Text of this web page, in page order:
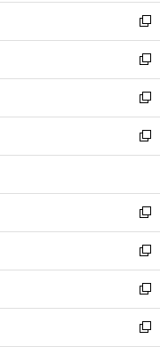
く
で
開
く
ン
ド
ウ
で
開
く
ウ
ィ
ン
ド
ウ
で
開
く
し
い
ウ
ィ
ン
ド
ウ
で
開
新
し
い
ウ
ィ
ン
ド
ウ
開
く
新
し
い
ウ
ィ
ン
ウ
で
開
く
新
し
い
ウ
ン
ド
ウ
で
開
く
新
し
ウ
ィ
ン
ド
ウ
で
開
く
新
し
い
ウ
ィ
ン
ド
新
し
い
ウ
ィ
新
し
い
新